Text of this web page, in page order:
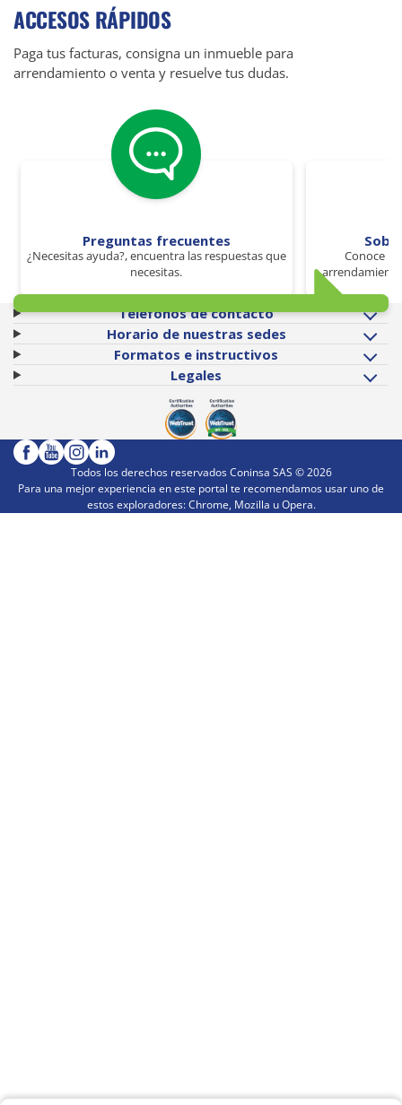
ACCESOS RÁPIDOS
Paga tus facturas, consigna un inmueble para
arrendamiento o venta y resuelve tus dudas.
Preguntas frecuentes
¿Necesitas ayuda?, encuentra las respuestas que
necesitas.
Conoce
Teléfonos de contacto
Horario de nuestras sedes
Formatos e instructivos
Legales
Todos los derechos reservados Coninsa SAS ©2026
Para una mejor experiencia en este portal te recomendamos usar uno de
estos exploradores: Chrome, Mozilla u Opera.